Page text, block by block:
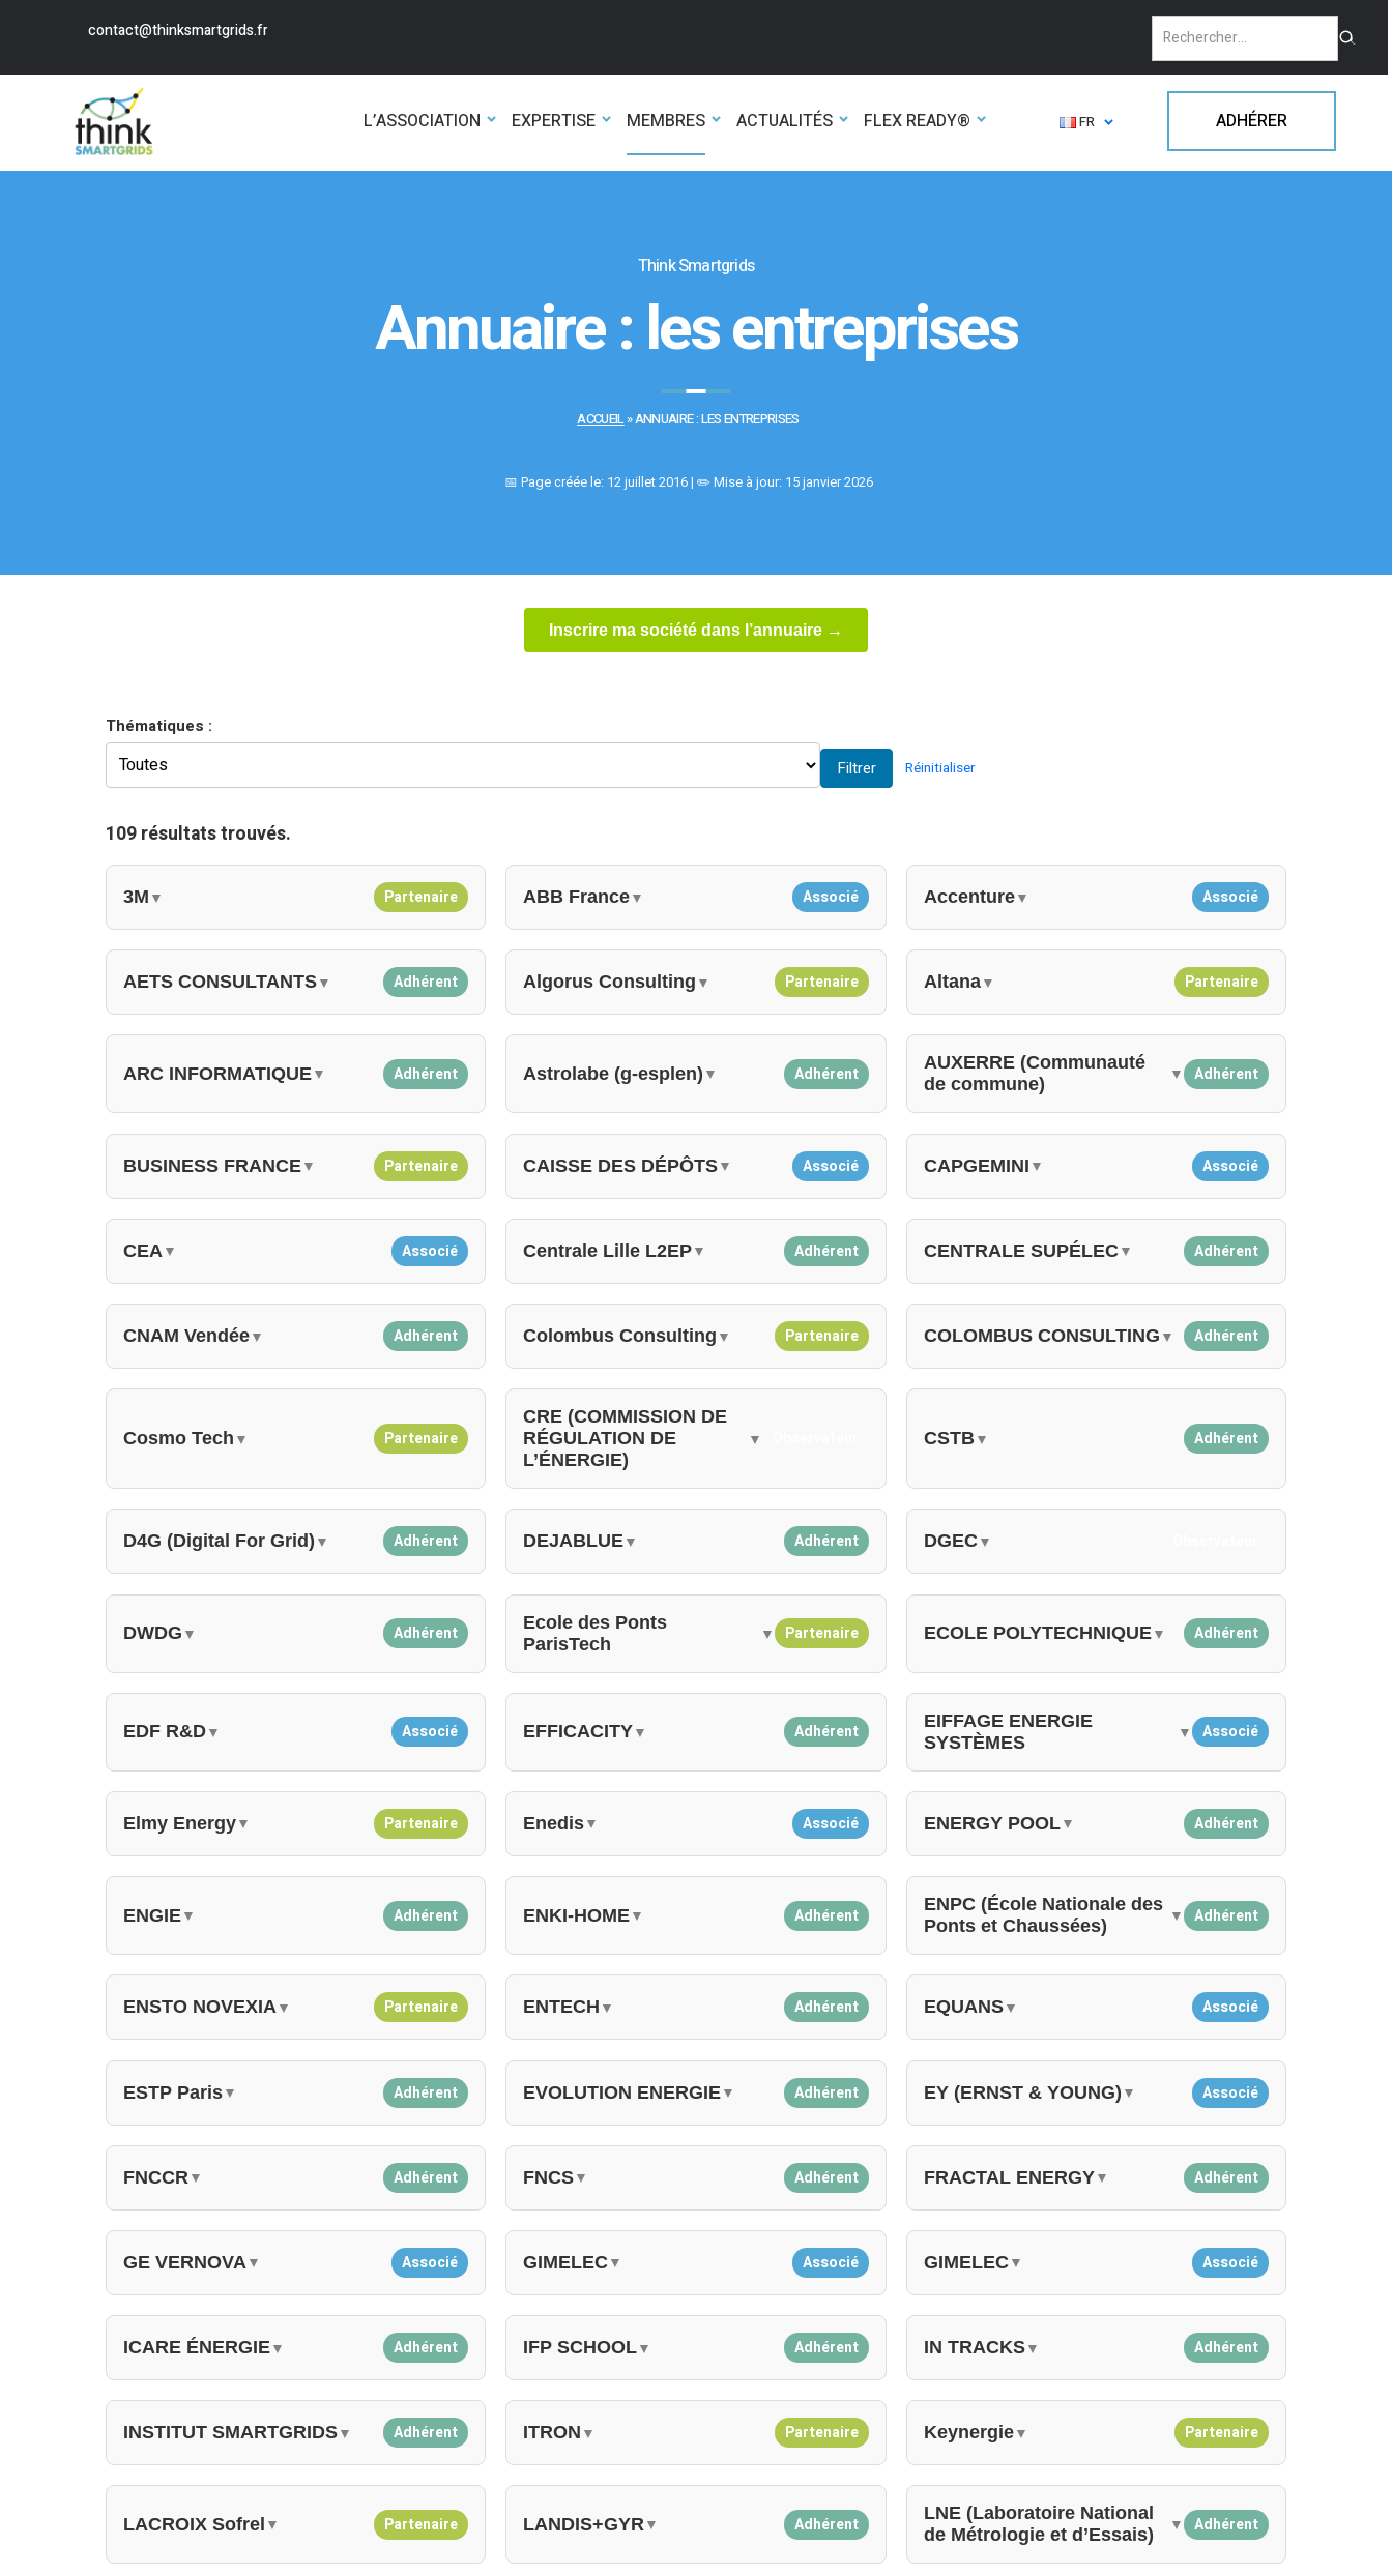
contact@thinksmartgrids.fr
L’ASSOCIATION EXPERTISE MEMBRES ACTUALITÉS FLEX READY® FR ADHÉRER
Think Smartgrids
Annuaire : les entreprises
ACCUEIL»ANNUAIRE : LES ENTREPRISES
📅 Page créée le: 12 juillet 2016 | ✏️ Mise à jour: 15 janvier 2026
Inscrire ma société dans l’annuaire →
Thématiques :
Filtrer
Réinitialiser
109 résultats trouvés.
3M ▼ Partenaire ABB France▼ Associé Accenture▼ Associé
AETS CONSULTANTS▼ Adhérent Algorus Consulting ▼ Partenaire Altana▼ Partenaire
ARC INFORMATIQUE▼ Adhérent Astrolabe (g-esplen) ▼ Adhérent
AUXERRE (Communauté
de commune)
▼ Adhérent
BUSINESS FRANCE▼ Partenaire CAISSE DES DÉPÔTS▼ Associé CAPGEMINI ▼ Associé
CEA ▼ Associé Centrale Lille L2EP▼ Adhérent CENTRALE SUPÉLEC▼ Adhérent
CNAM Vendée▼ Adhérent Colombus Consulting ▼ Partenaire COLOMBUS CONSULTING ▼ Adhérent
Cosmo Tech ▼ Partenaire
CRE (COMMISSION DE
RÉGULATION DE
L’ÉNERGIE)
▼ CSTB▼ Adhérent
D4G (Digital For Grid) ▼ Adhérent DEJABLUE▼ Adhérent DGEC▼
DWDG ▼ Adhérent
Ecole des Ponts
ParisTech
▼ Partenaire ECOLE POLYTECHNIQUE▼ Adhérent
EDF R&D▼ Associé EFFICACITY▼ Adhérent
EIFFAGE ENERGIE
SYSTÈMES
▼ Associé
Elmy Energy▼ Partenaire Enedis▼ Associé ENERGY POOL▼ Adhérent
ENGIE▼ Adhérent ENKI-HOME▼ Adhérent
ENPC (École Nationale des
Ponts et Chaussées)
▼ Adhérent
ENSTO NOVEXIA▼ Partenaire ENTECH ▼ Adhérent EQUANS▼ Associé
ESTP Paris▼ Adhérent EVOLUTION ENERGIE▼ Adhérent EY (ERNST & YOUNG) ▼ Associé
FNCCR ▼ Adhérent FNCS▼ Adhérent FRACTAL ENERGY▼ Adhérent
GE VERNOVA ▼ Associé GIMELEC▼ Associé GIMELEC▼ Associé
ICARE ÉNERGIE▼ Adhérent IFP SCHOOL▼ Adhérent IN TRACKS▼ Adhérent
INSTITUT SMARTGRIDS▼ Adhérent ITRON ▼ Partenaire Keynergie▼ Partenaire
LACROIX Sofrel ▼ Partenaire LANDIS+GYR ▼ Adhérent
LNE (Laboratoire National
de Métrologie et d’Essais)
▼ Adhérent